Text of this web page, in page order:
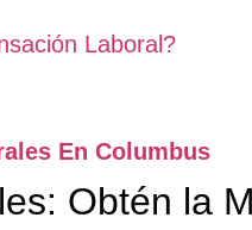
Laboral?
En Columbus
Obtén la